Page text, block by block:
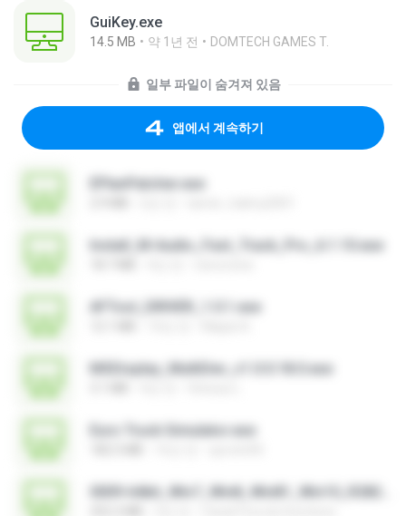
GuiKey.exe
14.5 MB 약 1년 전 DOMTECH GAMES T.
일부 파일이 숨겨져 있음
앱에서 계속하기
EPlanPatcher.exe
Install_M-Audio_Fast_Track_Pro_6.1.10.exe
AFTool_DRIVER_1.0.1.exe
MSDisplay_MultiDev_v1.0.0.18.0.exe
Euro Truck Simulator.exe